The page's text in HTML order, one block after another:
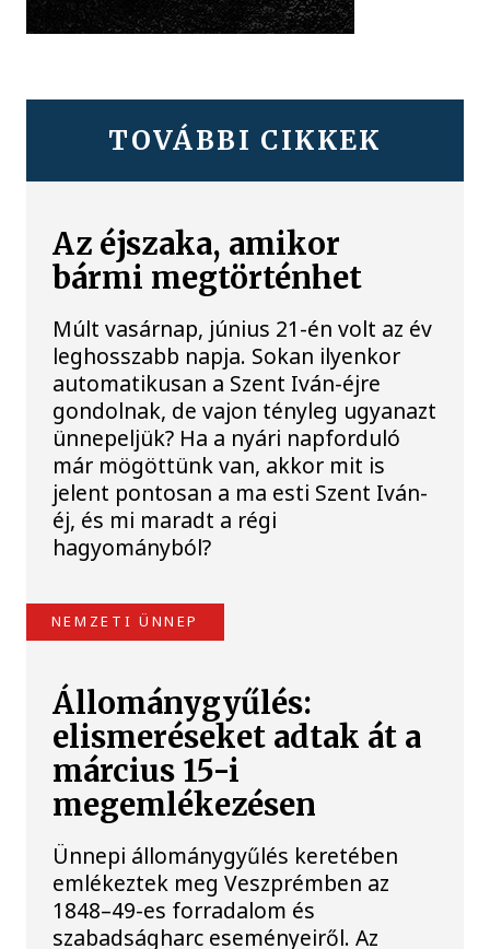
TOVÁBBI CIKKEK
Az éjszaka, amikor
bármi megtörténhet
Múlt vasárnap, június 21-én volt az év
leghosszabb napja. Sokan ilyenkor
automatikusan a Szent Iván-éjre
gondolnak, de vajon tényleg ugyanazt
ünnepeljük? Ha a nyári napforduló
már mögöttünk van, akkor mit is
jelent pontosan a ma esti Szent Iván-
éj, és mi maradt a régi
hagyományból?
NEMZETI ÜNNEP
Állománygyűlés:
elismeréseket adtak át a
március 15-i
megemlékezésen
Ünnepi állománygyűlés keretében
emlékeztek meg Veszprémben az
1848–49-es forradalom és
szabadságharc eseményeiről. Az